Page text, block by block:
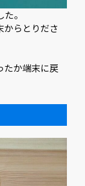
。
からとりださ
たか端末に戻